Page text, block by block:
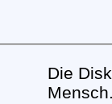
Die